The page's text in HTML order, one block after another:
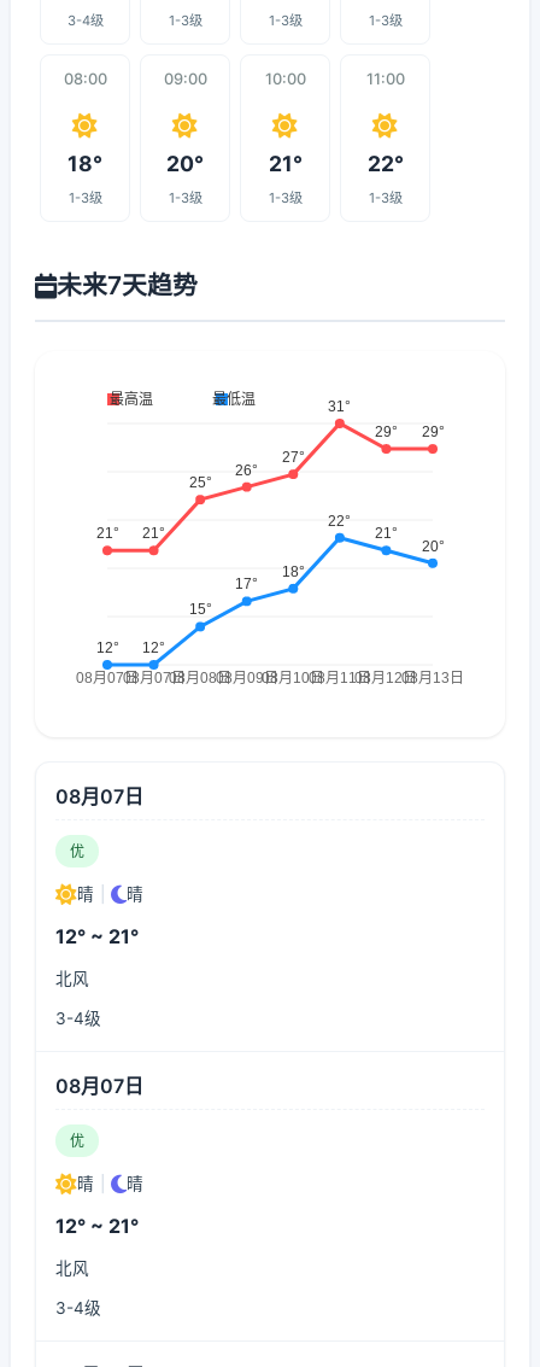
3-4级 1-3级 1-3级 1-3级
08:00
18°
1-3级
09:00
20°
1-3级
10:00
21°
1-3级
11:00
22°
1-3级
未来7天趋势
08月07日
优
晴 晴
12° ~ 21°
北风
3-4级
08月07日
优
晴 晴
12° ~ 21°
北风
3-4级